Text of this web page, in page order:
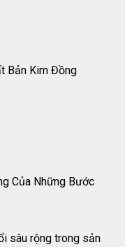
Bản Kim Đồng
Của Những Bước
sâu rộng trong sản